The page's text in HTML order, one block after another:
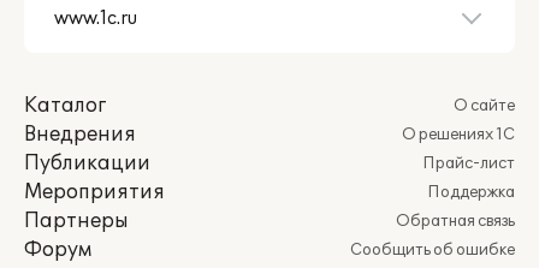
Каталог
Внедрения
Публикации
Мероприятия
Партнеры
Форум
О сайте
О решениях 1С
Прайс-лист
Поддержка
Обратная связь
Сообщить об ошибке